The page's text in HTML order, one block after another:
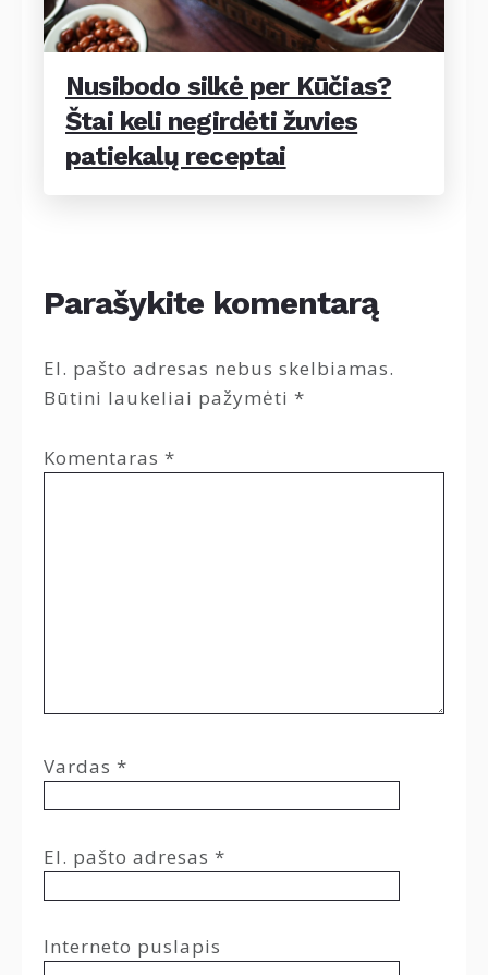
Nusibodo silkė per Kūčias?
Štai keli negirdėti žuvies
patiekalų receptai
Parašykite komentarą
El. pašto adresas nebus skelbiamas.
Būtini laukeliai pažymėti *
Komentaras *
Vardas *
El. pašto adresas *
Interneto puslapis